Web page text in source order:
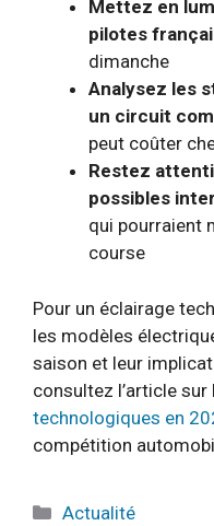
Mettez en
pilotes
dimanche
Analysez les
un circuit
peut coûter
Restez
possibles
qui pourraient
course
Pour un éclairage
les modèles
saison et leur
consultez l’article sur
technologiques en
compétition
Catégories
Actualité